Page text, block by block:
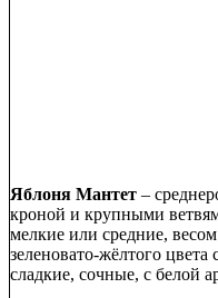
Яблоня Мантет –
кроной и крупными
мелкие или средние,
зеленовато-жёлтого
сладкие, сочные, с белой